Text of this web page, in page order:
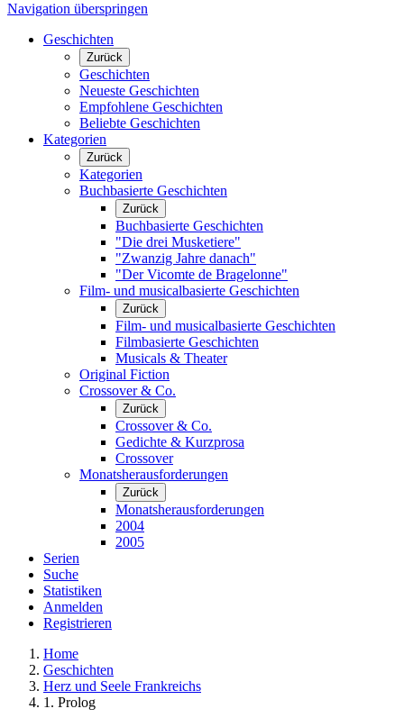
Navigation überspringen
Geschichten
Zurück
Geschichten
Neueste Geschichten
Empfohlene Geschichten
Beliebte Geschichten
Kategorien
Zurück
Kategorien
Buchbasierte Geschichten
Zurück
Buchbasierte Geschichten
"Die drei Musketiere"
"Zwanzig Jahre danach"
"Der Vicomte de Bragelonne"
Film- und musicalbasierte Geschichten
Zurück
Film- und musicalbasierte Geschichten
Filmbasierte Geschichten
Musicals & Theater
Original Fiction
Crossover & Co.
Zurück
Crossover & Co.
Gedichte & Kurzprosa
Crossover
Monatsherausforderungen
Zurück
Monatsherausforderungen
2004
2005
Serien
Suche
Statistiken
Anmelden
Registrieren
Home
Geschichten
Herz und Seele Frankreichs
1. Prolog